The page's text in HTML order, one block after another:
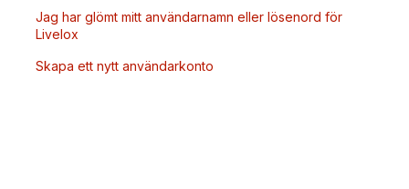
Jag har glömt mitt användarnamn eller lösenord för
Livelox
Skapa ett nytt användarkonto